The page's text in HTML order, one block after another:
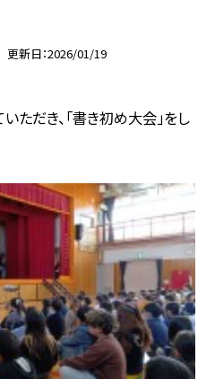
更新日 2026/01/19
ただき、「書き初め大会」をし